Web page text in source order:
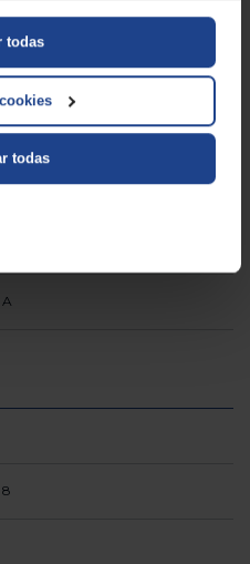
todas
todas
A
45
A
8